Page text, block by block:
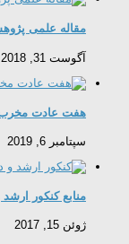
مقاله علمی
آگوست 31, 2018
هفت عادت مخرب
سپتامبر 6, 2019
منابع کنکور
ژوئن 15, 2017